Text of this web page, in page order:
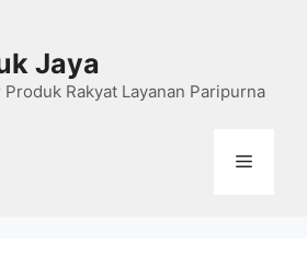
Jaya
Produk Rakyat Layanan Paripurna
Menu